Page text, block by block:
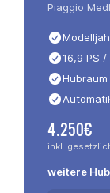
Piaggio
16,9 PS /
Hubraum
4.250€
inkl.
weitere